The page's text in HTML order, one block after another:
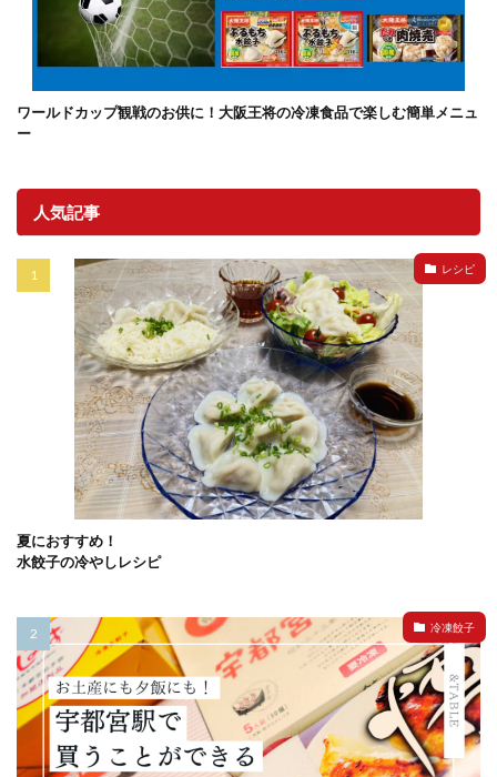
ワールドカップ観戦のお供に！大阪王将の冷凍食品で楽しむ簡単メニュ
ー
人気記事
レシピ
夏におすすめ！
水餃子の冷やしレシピ
冷凍餃子